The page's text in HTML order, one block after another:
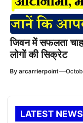
जिवन में सफलता
लोगों की सिक्रेट
By arcarrierpoint—
LATEST NEWS